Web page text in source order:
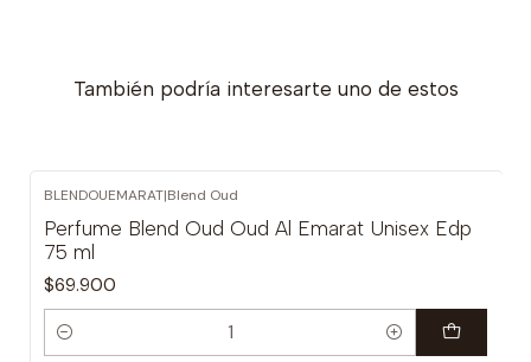
También podría interesarte uno de estos
BLENDOUEMARAT|Blend Oud
Perfume Blend Oud Oud Al Emarat Unisex Edp
75 ml
$69.900
Cantidad